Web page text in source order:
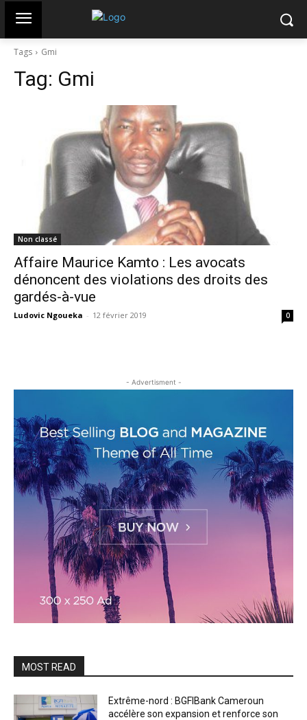
Tags Gmi
Tag: Gmi
Non classé
Affaire Maurice Kamto : Les avocats
dénoncent des violations des droits des
gardés-à-vue
Ludovic Ngoueka - 12 février 2019 0
- Advertisment -
MOST READ
Extrême-nord : BGFIBank Cameroun
accélère son expansion et renforce son